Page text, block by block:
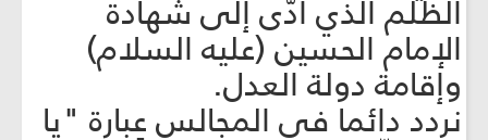
الظلم الذي أدّى إلى شهادة
الإمام الحسين (عليه السلام)
وإقامة دولة العدل.
نردد دائما في المجالس عبارة "يا